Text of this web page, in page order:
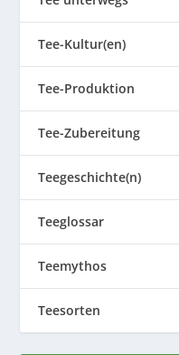
Tee-Kultur(en)
Tee-Produktion
Tee-Zubereitung
Teegeschichte(n)
Teeglossar
Teemythos
Teesorten